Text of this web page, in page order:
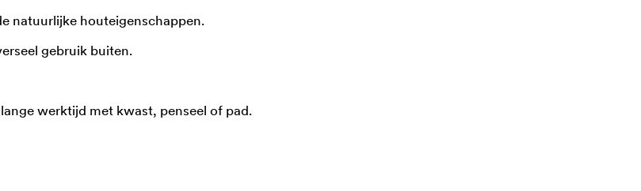
natuurlijke houteigenschappen.
gebruik buiten.
werktijd met kwast, penseel of pad.